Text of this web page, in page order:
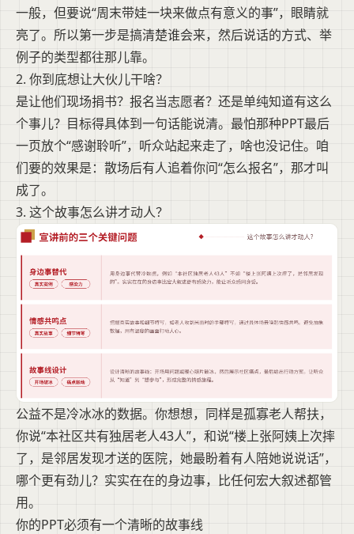
一般，但要说“周末带娃一块来做点有意义的事”，眼睛就
亮了。所以第一步是搞清楚谁会来，然后说话的方式、举
例子的类型都往那儿靠。
2. 你到底想让大伙儿干啥？
是让他们现场捐书？报名当志愿者？还是单纯知道有这么
个事儿？目标得具体到一句话能说清。最怕那种PPT最后
一页放个“感谢聆听”，听众站起来走了，啥也没记住。咱
们要的效果是：散场后有人追着你问“怎么报名”，那才叫
成了。
3. 这个故事怎么讲才动人？
公益不是冷冰冰的数据。你想想，同样是孤寡老人帮扶，
你说“本社区共有独居老人43人”，和说“楼上张阿姨上次摔
了，是邻居发现才送的医院，她最盼着有人陪她说说话”，
哪个更有劲儿？实实在在的身边事，比任何宏大叙述都管
用。
你的PPT必须有一个清晰的故事线